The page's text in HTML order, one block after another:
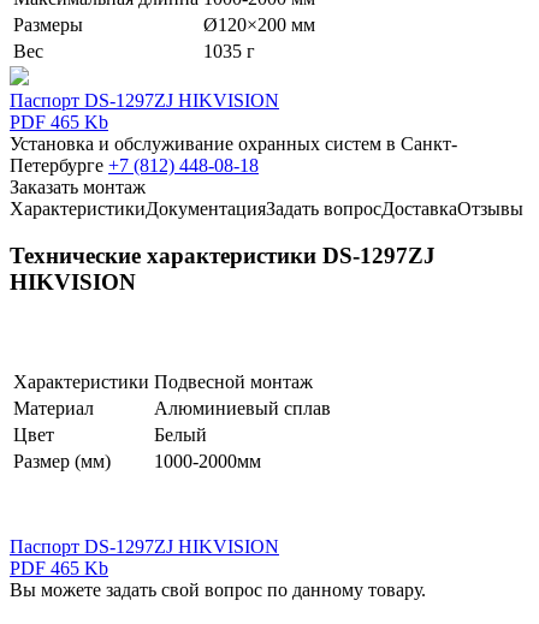
Размеры
Ø120×200 мм
Вес
1035 г
Паспорт DS-1297ZJ HIKVISION
PDF 465 Kb
Установка и обслуживание охранных систем в Санкт-
Петербурге +7 (812) 448-08-18
Заказать монтаж
ХарактеристикиДокументацияЗадать вопросДоставкаОтзывы
Технические характеристики DS-1297ZJ
HIKVISION
Характеристики Подвесной монтаж
Материал
Алюминиевый сплав
Цвет
Белый
Размер (мм)
1000-2000мм
Паспорт DS-1297ZJ HIKVISION
PDF 465 Kb
Вы можете задать свой вопрос по данному товару.